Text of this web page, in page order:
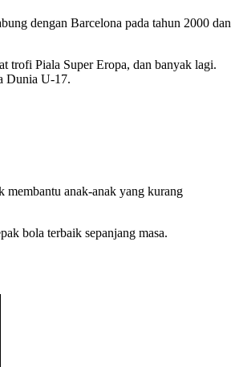
dengan Barcelona pada tahun 2000 dan
trofi Piala Super Eropa, dan banyak lagi.
Dunia U-17.
membantu anak-anak yang kurang
bola terbaik sepanjang masa.